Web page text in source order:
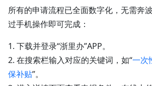
所有的申请流程已全面数字化，无需奔
过手机操作即可完成：
1. 下载并登录“浙里办”APP。
2. 在搜索栏输入对应的关键词，如“一次
保补贴”。